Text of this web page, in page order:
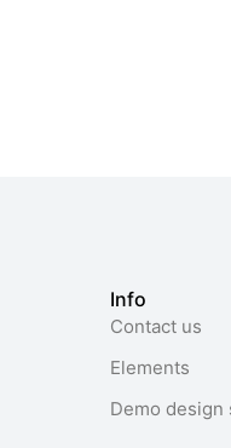
Info
Contact us
Elements
Demo design